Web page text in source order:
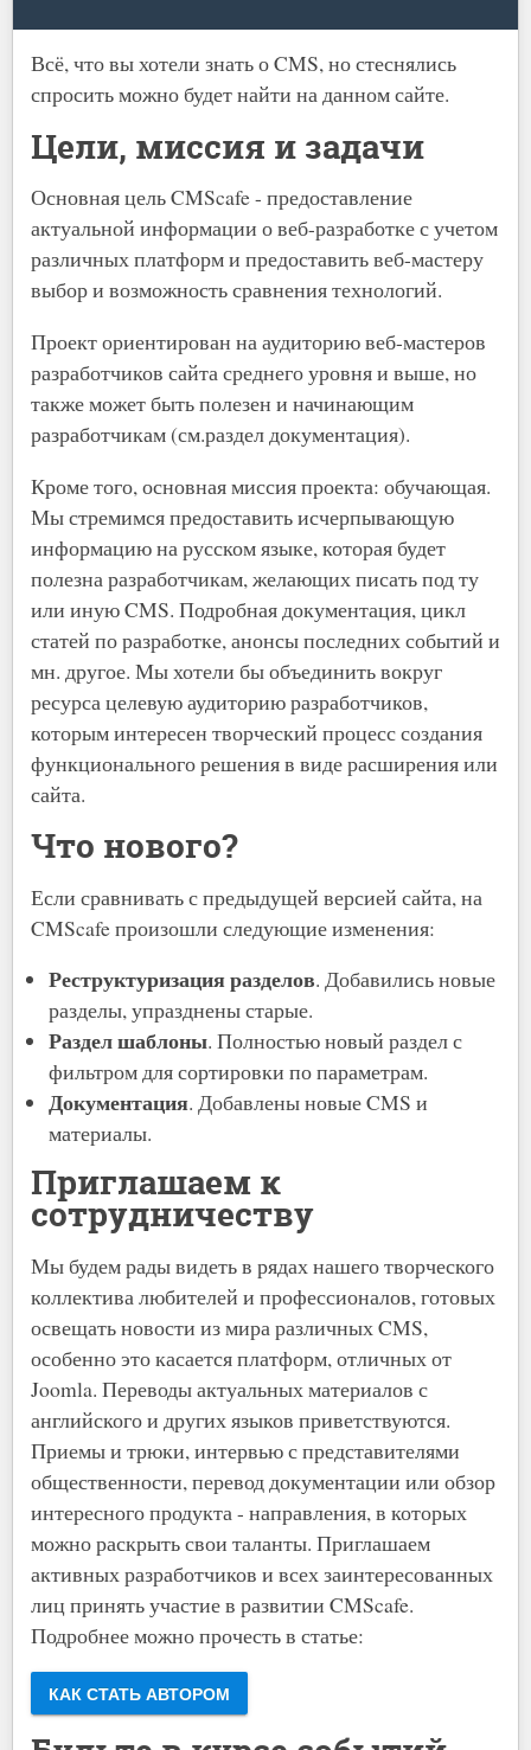
Всё, что вы хотели знать о CMS, но стеснялись
спросить можно будет найти на данном сайте.
Цели, миссия и задачи
Основная цель CMScafe - предоставление
актуальной информации о веб-разработке с учетом
различных платформ и предоставить веб-мастеру
выбор и возможность сравнения технологий.
Проект ориентирован на аудиторию веб-мастеров
разработчиков сайта среднего уровня и выше, но
также может быть полезен и начинающим
разработчикам (см.раздел документация).
Кроме того, основная миссия проекта: обучающая.
Мы стремимся предоставить исчерпывающую
информацию на русском языке, которая будет
полезна разработчикам, желающих писать под ту
или иную CMS. Подробная документация, цикл
статей по разработке, анонсы последних событий и
мн. другое. Мы хотели бы объединить вокруг
ресурса целевую аудиторию разработчиков,
которым интересен творческий процесс создания
функционального решения в виде расширения или
сайта.
Что нового?
Если сравнивать с предыдущей версией сайта, на
CMScafe произошли следующие изменения:
Реструктуризация разделов. Добавились новые
разделы, упразднены старые.
Раздел шаблоны. Полностью новый раздел с
фильтром для сортировки по параметрам.
Документация. Добавлены новые CMS и
материалы.
Приглашаем к
сотрудничеству
Мы будем рады видеть в рядах нашего творческого
коллектива любителей и профессионалов, готовых
освещать новости из мира различных CMS,
особенно это касается платформ, отличных от
Joomla. Переводы актуальных материалов с
английского и других языков приветствуются.
Приемы и трюки, интервью с представителями
общественности, перевод документации или обзор
интересного продукта - направления, в которых
можно раскрыть свои таланты. Приглашаем
активных разработчиков и всех заинтересованных
лиц принять участие в развитии CMScafe.
Подробнее можно прочесть в статье:
КАК СТАТЬ АВТОРОМ